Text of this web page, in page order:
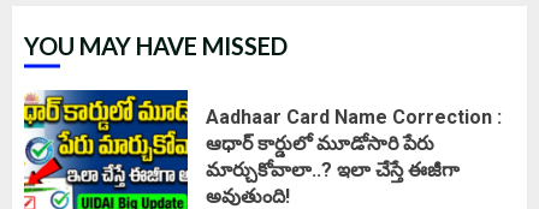
YOU MAY HAVE MISSED
Aadhaar Card Name Correction :
ఆధార్ కార్డులో మూడోసారి పేరు
మార్చుకోవాలా..? ఇలా చేస్తే ఈజీగా
అవుతుంది!